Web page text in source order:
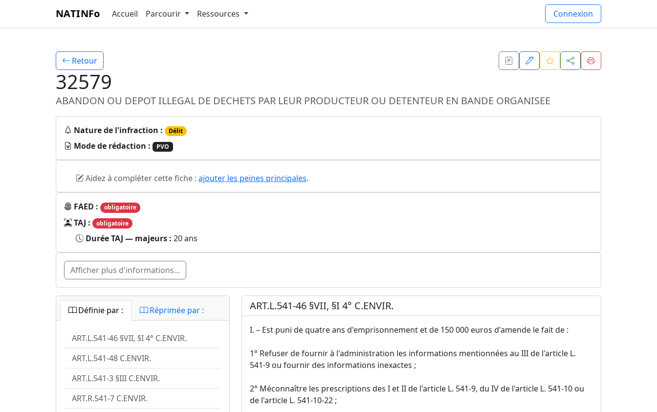
NATINFo Accueil Parcourir Ressources Connexion
Retour
32579
ABANDON OU DEPOT ILLEGAL DE DECHETS PAR LEUR PRODUCTEUR OU DETENTEUR EN BANDE ORGANISEE
Nature de l'infraction : Délit
Mode de rédaction : PVO
Aidez à compléter cette fiche : ajouter les peines principales.
FAED : obligatoire
TAJ : obligatoire
Durée TAJ — majeurs : 20 ans
Afficher plus d'informations...
Définie par : Réprimée par :
ART.L.541-46 §VII, §I 4° C.ENVIR.
ART.L.541-48 C.ENVIR.
ART.L.541-3 §III C.ENVIR.
ART.R.541-7 C.ENVIR.
ART.L.541-46 §VII, §I 4° C.ENVIR.
I. – Est puni de quatre ans d'emprisonnement et de 150 000 euros d'amende le fait de :
1° Refuser de fournir à l'administration les informations mentionnées au III de l'article L.
541-9 ou fournir des informations inexactes ;
2° Méconnaître les prescriptions des I et II de l'article L. 541-9, du IV de l'article L. 541-10 ou
de l'article L. 541-10-22 ;